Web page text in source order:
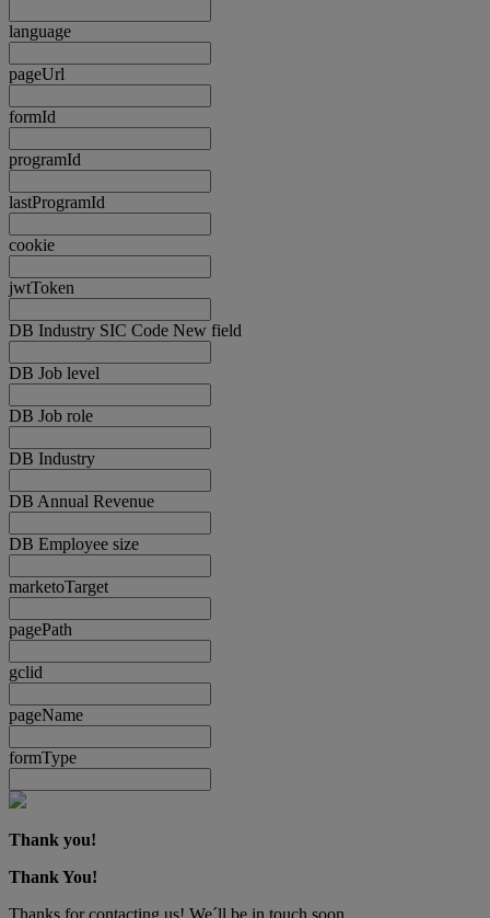
language
pageUrl
formId
programId
lastProgramId
cookie
jwtToken
DB Industry SIC Code New field
DB Job level
DB Job role
DB Industry
DB Annual Revenue
DB Employee size
marketoTarget
pagePath
gclid
pageName
formType
Thank you!
Thank You!